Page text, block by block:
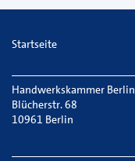
Startseite
Handwerkskammer Berlin
Blücherstr. 68
10961 Berlin